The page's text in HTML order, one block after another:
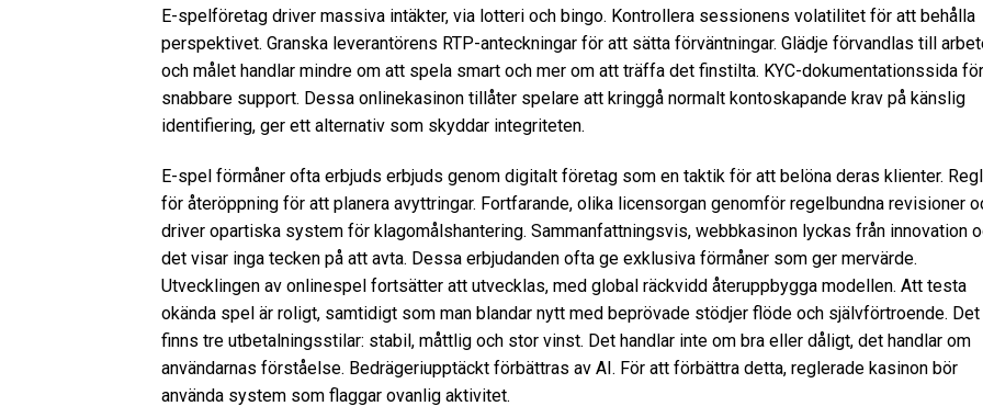
E-spelföretag driver massiva intäkter, via lotteri och bingo. Kontrollera sessionens volatilitet för att behålla
perspektivet. Granska leverantörens RTP-anteckningar för att sätta förväntningar. Glädje förvandlas till
och målet handlar mindre om att spela smart och mer om att träffa det finstilta. KYC-dokumentationssida för
snabbare support. Dessa onlinekasinon tillåter spelare att kringgå normalt kontoskapande krav på känslig
identifiering, ger ett alternativ som skyddar integriteten.
E-spel förmåner ofta erbjuds erbjuds genom digitalt företag som en taktik för att belöna deras klienter.
för återöppning för att planera avyttringar. Fortfarande, olika licensorgan genomför regelbundna revisioner
driver opartiska system för klagomålshantering. Sammanfattningsvis, webbkasinon lyckas från innovation
det visar inga tecken på att avta. Dessa erbjudanden ofta ge exklusiva förmåner som ger mervärde.
Utvecklingen av onlinespel fortsätter att utvecklas, med global räckvidd återuppbygga modellen. Att testa
okända spel är roligt, samtidigt som man blandar nytt med beprövade stödjer flöde och självförtroende. Det
finns tre utbetalningsstilar: stabil, måttlig och stor vinst. Det handlar inte om bra eller dåligt, det handlar om
användarnas förståelse. Bedrägeriupptäckt förbättras av AI. För att förbättra detta, reglerade kasinon bör
använda system som flaggar ovanlig aktivitet.